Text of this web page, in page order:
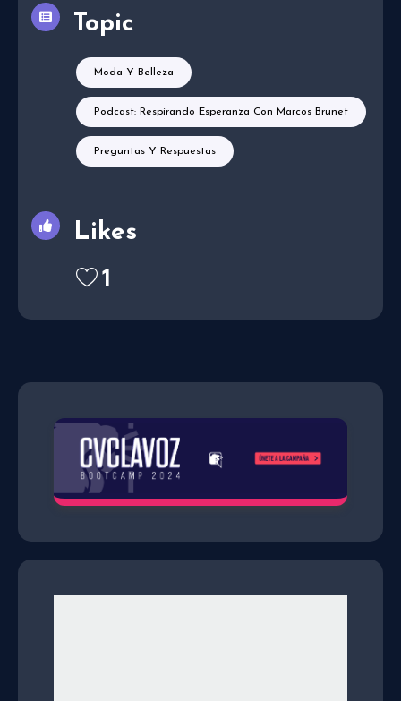
Topic
Moda Y Belleza
Podcast: Respirando Esperanza Con Marcos Brunet
Preguntas Y Respuestas
Likes
1